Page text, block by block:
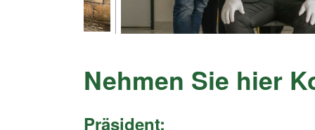
Nehmen Sie hier
Präsident: